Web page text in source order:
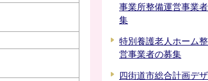
事業所整備運営事業
集
特別養護老人ホーム
営事業者の募集
四街道市総合計画デ